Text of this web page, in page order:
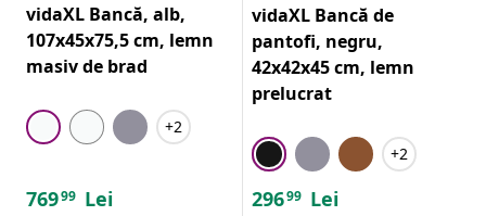
vidaXL Bancă, alb,
107x45x75,5 cm, lemn
masiv de brad
+2
76999 Lei
vidaXL Bancă de
pantofi, negru,
42x42x45 cm, lemn
prelucrat
+2
29699 Lei